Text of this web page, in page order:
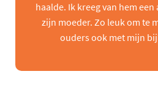
haalde. Ik kreeg van hem
zijn moeder. Zo leuk om te
ouders ook met mijn